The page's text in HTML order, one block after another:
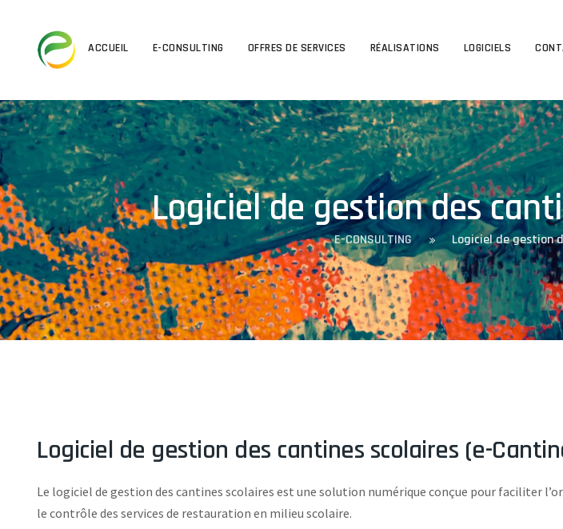
ACCUEIL E-CONSULTING OFFRES DE SERVICES RÉALISATIONS LOGICIELS
Logiciel de gestion des
E-CONSULTING Logiciel de gestion
Logiciel de gestion des cantines scolaires (e-
Le logiciel de gestion des cantines scolaires est une solution numérique conçue pour faciliter
le contrôle des services de restauration en milieu scolaire.